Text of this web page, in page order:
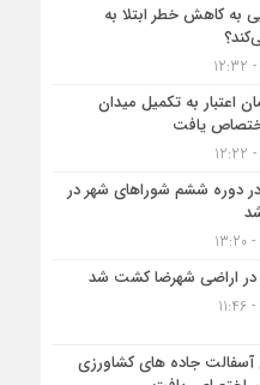
به کاهش خطر ابتلا به
اعتبار به تکمیل میدان
یافت
در دوره ششم شوراهای شهر در
آسفالت جاده های کشاورزی